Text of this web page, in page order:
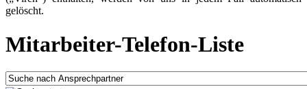
gelöscht.
Mitarbeiter-Telefon-Liste